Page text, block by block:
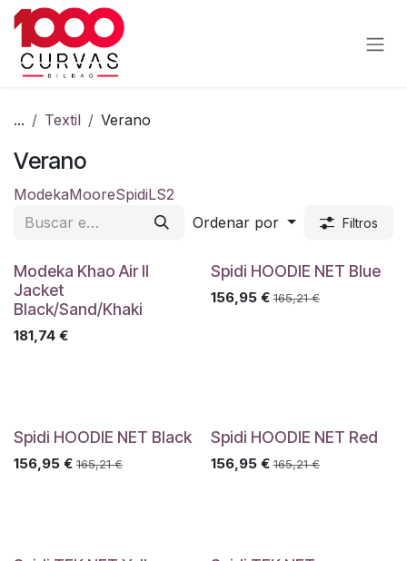
Ir al contenido
... Textil Verano
Verano
ModekaMooreSpidiLS2
Ordenar por
Filtros
Modeka Khao Air II
Jacket
Black/Sand/Khaki
181,74 €
Spidi HOODIE NET Blue
156,95€ 165,21€
Spidi HOODIE NET Black
156,95 € 165,21€
Spidi HOODIE NET Red
156,95€ 165,21€